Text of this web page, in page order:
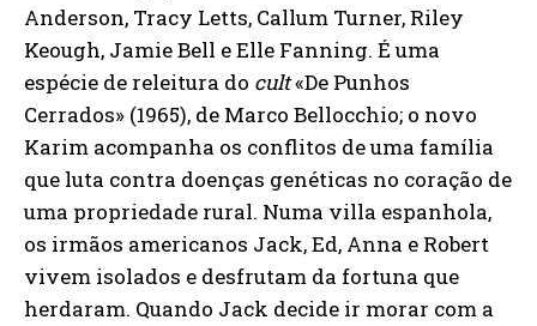
Anderson, Tracy Letts, Callum Turner, Riley
Keough, Jamie Bell e Elle Fanning. É uma
espécie de releitura do cult«De Punhos
Cerrados» (1965), de Marco Bellocchio; o novo
Karim acompanha os conflitos de uma família
que luta contra doenças genéticas no coração de
uma propriedade rural. Numa villa espanhola,
os irmãos americanos Jack, Ed, Anna e Robert
vivem isolados e desfrutam da fortuna que
herdaram. Quando Jack decide ir morar com a